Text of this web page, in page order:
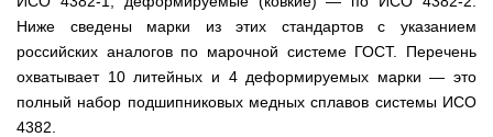
Ниже сведены марки из этих стандартов с указанием
российских аналогов по марочной системе ГОСТ. Перечень
охватывает 10 литейных и 4 деформируемых марки — это
полный набор подшипниковых медных сплавов системы ИСО
4382.